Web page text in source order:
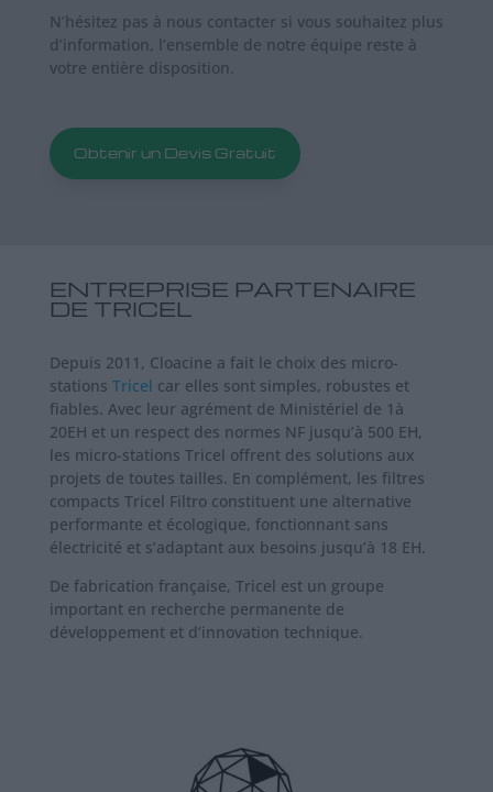
N’hésitez pas à nous contacter si vous souhaitez plus
d’information, l’ensemble de notre équipe reste à
votre entière disposition.
Obtenir un Devis Gratuit
ENTREPRISE PARTENAIRE
DE TRICEL
Depuis 2011, Cloacine a fait le choix des micro-
stations Tricel car elles sont simples, robustes et
fiables. Avec leur agrément de Ministériel de 1à
20EH et un respect des normes NF jusqu’à 500 EH,
les micro-stations Tricel offrent des solutions aux
projets de toutes tailles. En complément, les filtres
compacts Tricel Filtro constituent une alternative
performante et écologique, fonctionnant sans
électricité et s’adaptant aux besoins jusqu’à 18 EH.
De fabrication française, Tricel est un groupe
important en recherche permanente de
développement et d’innovation technique.